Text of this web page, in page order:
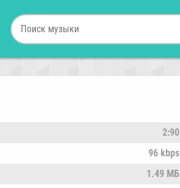
2:90
96 kbps
1.49 МБ